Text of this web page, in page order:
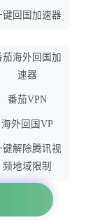
键回国加速器
茄海外回国加
速器
番茄VPN
海外回国VP
键解除腾讯视
频地域限制